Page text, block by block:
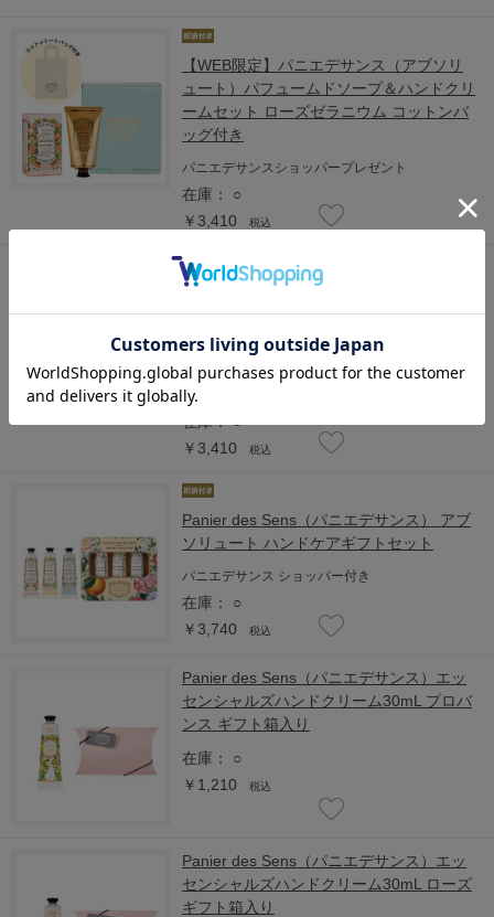
【WEB限定】パニエデサンス（アブソリ
ュート）パフュームドソープ＆ハンドクリ
ームセット ローズゼラニウム コットンバ
ッグ付き
パニエデサンスショッパープレゼント
在庫：
○
￥3,410
税込
【WEB限定】パニエデサンス（アブソリ
ュート）ロールオントワレ＆ハンドクリー
ムSセット ローズゼラニウム コットンバ
パニエデサンスショッパー付き
在庫： ○
￥3,410
税込
Panier des Sens（パニエデサンス） アブ
ソリュート ハンドケアギフトセット
パニエデサンス ショッパー付き
在庫：
○
￥3,740
税込
Panier des Sens（パニエデサンス）エッ
センシャルズハンドクリーム30mL プロバ
ンス ギフト箱入り
在庫：
○
￥1,210
税込
Panier des Sens（パニエデサンス）エッ
センシャルズハンドクリーム30mL ローズ
ギフト箱入り